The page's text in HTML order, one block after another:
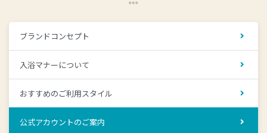
ブランドコンセプト
入浴マナーについて
おすすめのご利用スタイル
公式アカウントのご案内